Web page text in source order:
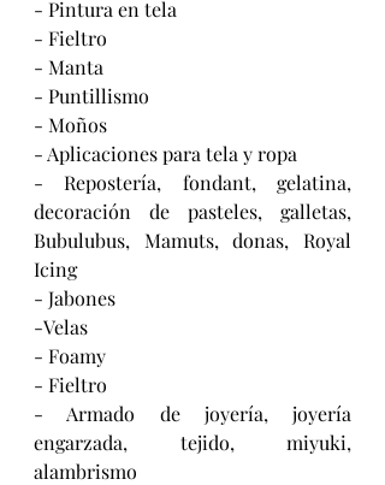
- Pintura en tela
- Fieltro
- Manta
- Puntillismo
- Moños
- Aplicaciones para tela y ropa
- Repostería, fondant, gelatina,
decoración de pasteles, galletas,
Bubulubus, Mamuts, donas, Royal
Icing
- Jabones
-Velas
- Foamy
- Fieltro
- Armado de joyería, joyería
engarzada, tejido, miyuki,
alambrismo